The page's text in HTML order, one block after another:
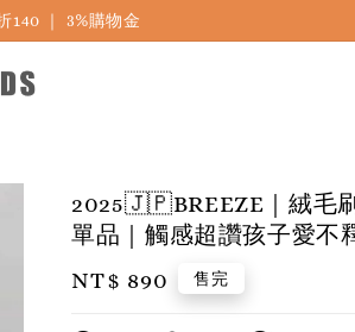
140 ｜ 3%購物金
2025🇯🇵BREEZE｜絨毛
單品｜觸感超讚孩子愛不
Regular
NT$ 890 售完